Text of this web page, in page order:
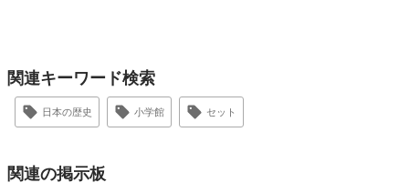
関連キーワード検索
日本の歴史 小学館 セット
関連の掲示板